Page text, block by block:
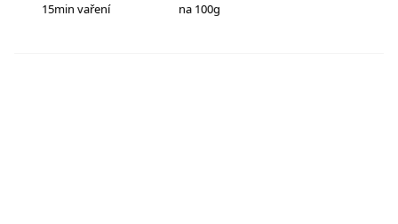
15min vaření
na 100g